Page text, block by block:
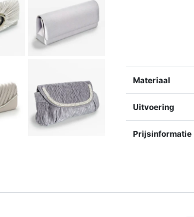
Materiaal
Uitvoering
Prijsinformatie